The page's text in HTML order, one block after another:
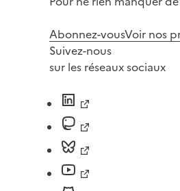
Abonnez-vousVoir nos
Suivez-nous
sur les réseaux sociaux